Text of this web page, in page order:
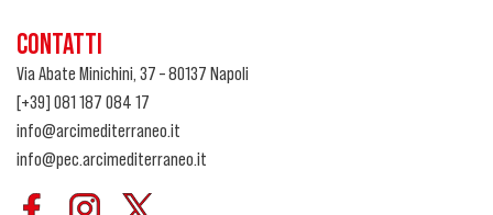
CONTATTI
Via Abate Minichini, 37 – 80137 Napoli
[+39] 081 187 084 17
info@arcimediterraneo.it
info@pec.arcimediterraneo.it